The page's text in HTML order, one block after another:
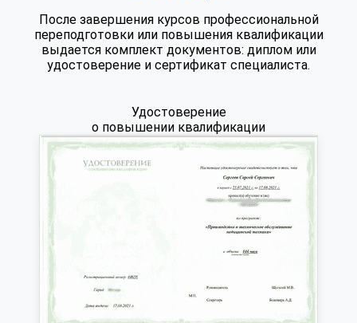
После завершения курсов профессиональной
переподготовки или повышения квалификации
выдается комплект документов: диплом или
удостоверение и сертификат специалиста.
Удостоверение
о повышении квалификации